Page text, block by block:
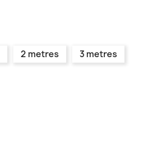
2 metres
3 metres